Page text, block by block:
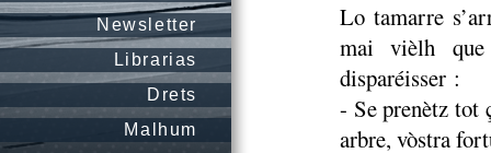
Newsletter
Librarias
Drets
Malhum
Lo tamarre
mai vièlh
disparéisser :
- Se prenètz tot
arbre, vòstra